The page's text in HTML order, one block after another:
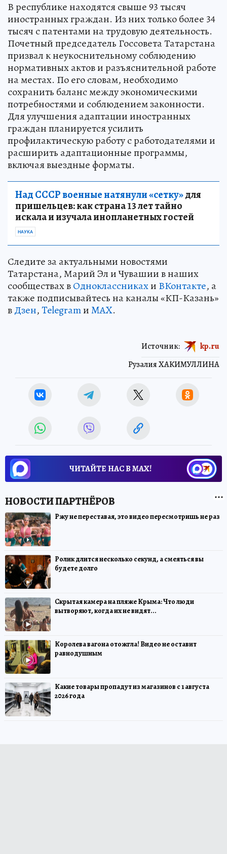
В республике находятся свыше 93 тысяч
иностранных граждан. Из них только более 34
тысяч с патентами на трудовую деятельность.
Почетный председатель Госсовета Татарстана
призвал к неукоснительному соблюдению
нормативных актов и разъяснительной работе
на местах. По его словам, необходимо
сохранить баланс между экономическими
потребностями и соблюдением законности.
Для улучшения адаптации иностранных
граждан планируется усилить
профилактическую работу с работодателями и
расширить адаптационные программы,
включая выездные форматы.
Над СССР военные натянули «сетку»для
пришельцев: как страна 13 лет тайно
искала и изучала инопланетных гостей
НАУКА
Следите за актуальными новостями
Татарстана, Марий Эл и Чувашии в наших
сообществах вОдноклассникахи ВКонтакте, а
также подписывайтесь на каналы «КП-Казань»
вДзен,TelegramиMAX.
Рузалия ХАКИМУЛЛИНА
Источник: kp.ru
ЧИТАЙТЕ НАС В МАХ!
Ржу не переставая, это видео пересмотришь не раз
Ролик длится несколько секунд, а смеяться вы
будете долго
Скрытая камера на пляже Крыма: Что люди
вытворяют, когда их не видят...
Королева вагона отожгла! Видео не оставит
равнодушным
Какие товары пропадут из магазинов с 1 августа
2026 года